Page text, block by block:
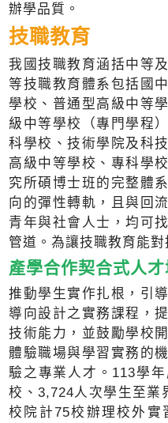
辦學品質。
技職教育
我國技職教育涵括中等
等技職教育體系包括國
學校、普通型高級中等
級中等學校（專門學程
科學校、技術學院及科
高級中等學校、專科學
究所碩博士班的完整體
向的彈性轉軌，且與回
青年與社會人士，均可
管道。為讓技職教育能對
產學合作契合式人
推動學生實作扎根，引
導向設計之實務課程，
技術能力，並鼓勵學校
體驗職場與學習實務的
驗之專業人才。113學
校、3,724人次學生至業
校院計75校辦理校外實